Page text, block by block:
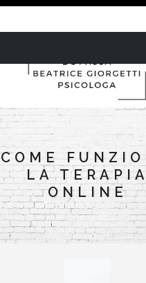
COME
LA
ONLINE